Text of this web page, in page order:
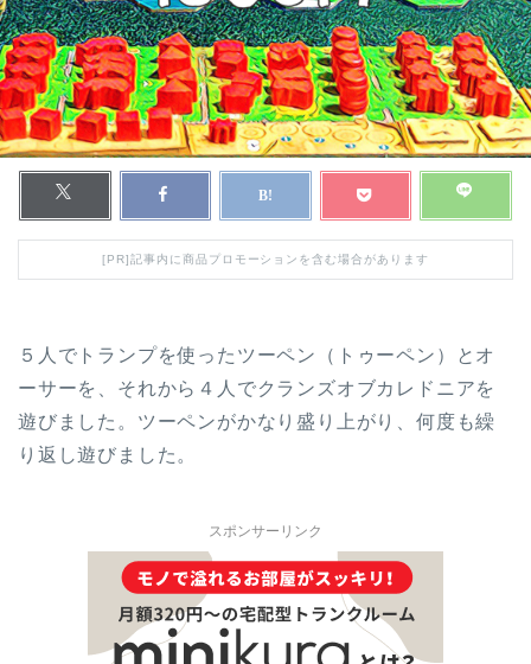
[PR]記事内に商品プロモーションを含む場合があります
５人でトランプを使ったツーペン（トゥーペン）とオ
ーサーを、それから４人でクランズオブカレドニアを
遊びました。ツーペンがかなり盛り上がり、何度も繰
り返し遊びました。
スポンサーリンク